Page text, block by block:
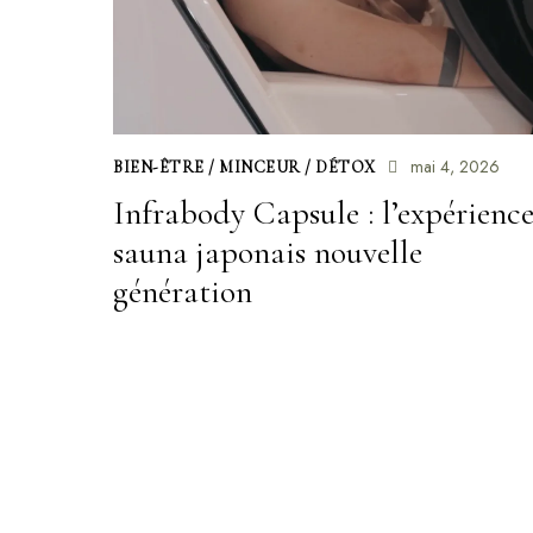
BIEN-ÊTRE / MINCEUR / DÉTOX mai 4, 2026
Infrabody Capsule : l’expérience
sauna japonais nouvelle
génération